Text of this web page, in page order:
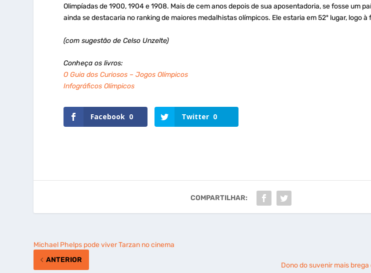
Olimpíadas de 1900, 1904 e 1908. Mais de cem anos depois de sua aposentadoria, se fosse um
ainda se destacaria no ranking de maiores medalhistas olímpicos. Ele estaria em 52º lugar, logo à
(com sugestão de Celso Unzelte)
Conheça os livros:
O Guia dos Curiosos – Jogos Olímpicos
Infográficos Olímpicos
Facebook 0 Twitter 0
COMPARTILHAR:
Michael Phelps pode viver Tarzan no cinema
ANTERIOR
Dono do suvenir mais